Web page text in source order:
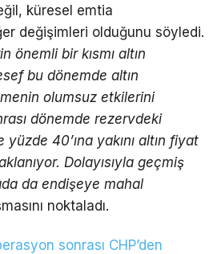
küresel emtia
değişimleri olduğunu söyledi.
önemli bir kısmı altın
bu dönemde altın
olumsuz etkilerini
dönemde rezervdeki
40’ına yakını altın fiyat
Dolayısıyla geçmiş
da endişeye mahal
noktaladı.
sonrası CHP’den